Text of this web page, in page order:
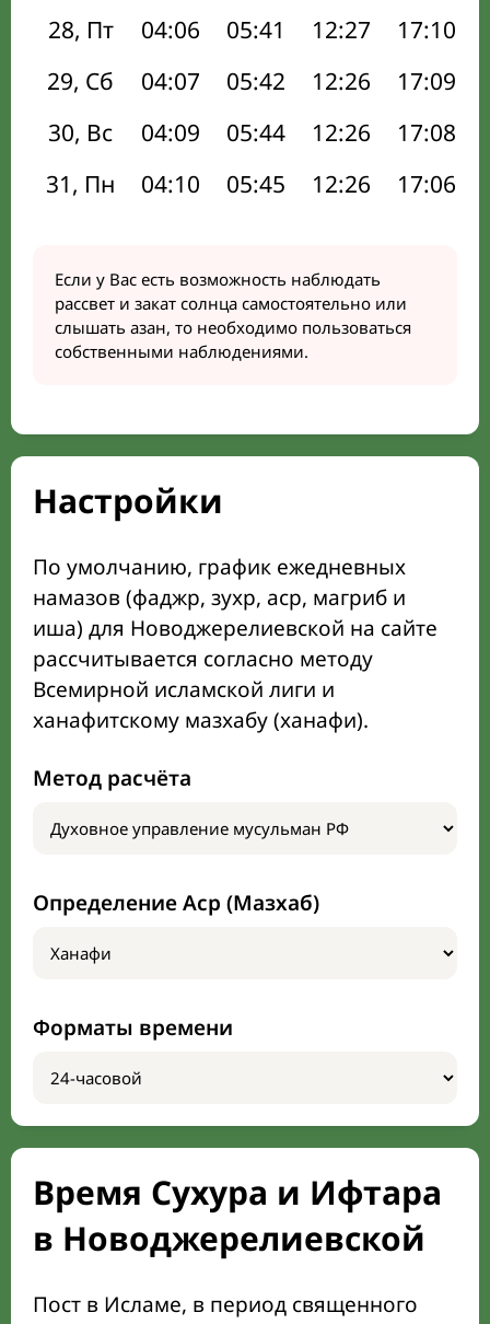
28, Пт
04:06 05:41 12:27 17:10
29, Сб
04:07 05:42 12:26 17:09
30, Вс
04:09 05:44 12:26 17:08
31, Пн
04:10 05:45 12:26 17:06
Если у Вас есть возможность наблюдать
рассвет и закат солнца самостоятельно или
слышать азан, то необходимо пользоваться
собственными наблюдениями.
Настройки
По умолчанию, график ежедневных
намазов (фаджр, зухр, аср, магриб и
иша) для Новоджерелиевской на сайте
рассчитывается согласно методу
Всемирной исламской лиги и
ханафитскому мазхабу (ханафи).
Метод расчёта
Определение Аср (Мазхаб)
Форматы времени
Время Сухура и Ифтара
в Новоджерелиевской
Пост в Исламе, в период священного